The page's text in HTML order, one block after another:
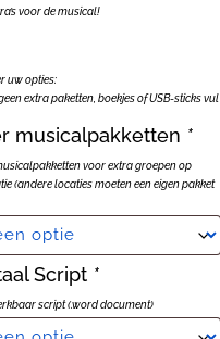
voor de musical!
uw opties:
extra paketten, boekjes of USB-sticks vul
musicalpakketten *
voor extra groepen op
(andere locaties moeten een eigen pakket
Script *
script (.word document)